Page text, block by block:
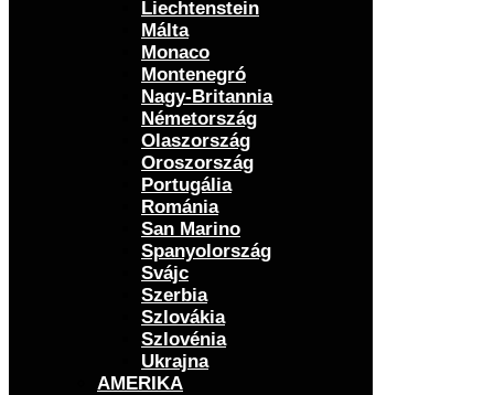
Liechtenstein
Málta
Monaco
Montenegró
Nagy-Britannia
Németország
Olaszország
Oroszország
Portugália
Románia
San Marino
Spanyolország
Svájc
Szerbia
Szlovákia
Szlovénia
Ukrajna
AMERIKA